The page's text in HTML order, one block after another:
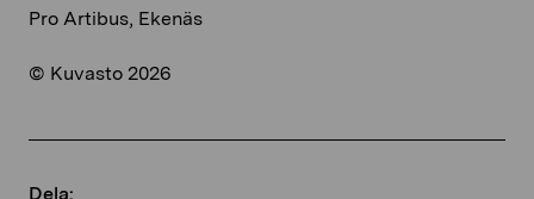
Pro Artibus, Ekenäs
© Kuvasto 2026
Dela: